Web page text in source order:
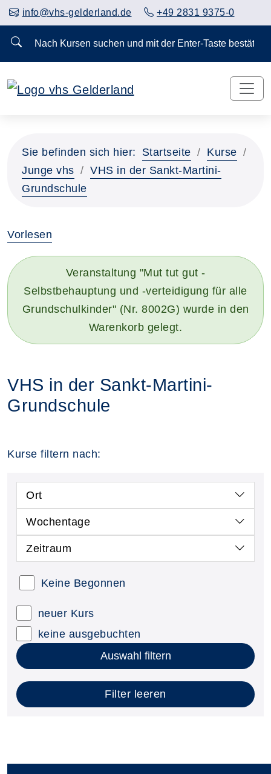
info@vhs-gelderland.de +49 2831 9375-0
Nach Kursen suchen und mit der Enter-Taste
Sie befinden sich hier: Startseite
Kurse
Junge vhs
VHS in der Sankt-Martini-
Grundschule
Vorlesen
Veranstaltung "Mut tut gut -
Selbstbehauptung und -verteidigung für alle
Grundschulkinder" (Nr. 8002G) wurde in den
Warenkorb gelegt.
VHS in der Sankt-Martini-
Grundschule
Kurse filtern nach:
Ort
Wochentage
Zeitraum
Keine Begonnen
neuer Kurs
keine ausgebuchten
Auswahl filtern
Filter leeren